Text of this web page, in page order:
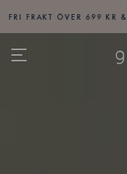
ÖVER 699 KR & FRI